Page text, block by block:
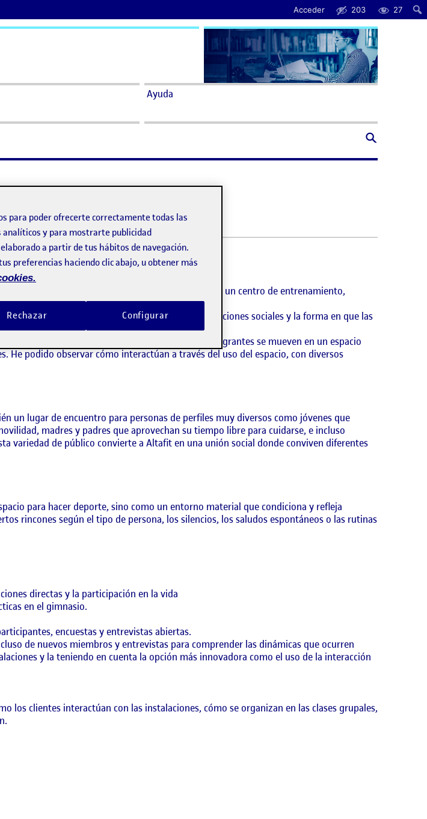
Acceder 203 27
Ayuda
un espacio que, más allá de ser simplemente un centro de entrenamiento,
especial atención a las rutinas, las interacciones sociales y la forma en que las
mayores, usuarios habituales y nuevos integrantes se mueven en un espacio
He podido observar cómo interactúan a través del uso del espacio, con diversos
un lugar de encuentro para personas de perfiles muy diversos como jóvenes que
madres y padres que aprovechan su tiempo libre para cuidarse, e incluso
variedad de público convierte a Altafit en una unión social donde conviven diferentes
para hacer deporte, sino como un entorno material que condiciona y refleja
rincones según el tipo de persona, los silencios, los saludos espontáneos o las rutinas
directas y la participación en la vida
en el gimnasio.
encuestas y entrevistas abiertas.
de nuevos miembros y entrevistas para comprender las dinámicas que ocurren
y la teniendo en cuenta la opción más innovadora como el uso de la interacción
los clientes interactúan con las instalaciones, cómo se organizan en las clases grupales,
para poder ofrecerte correctamente todas las
y para mostrarte publicidad
a partir de tus hábitos de navegación.
preferencias haciendo clic abajo, u obtener más
Rechazar Configurar